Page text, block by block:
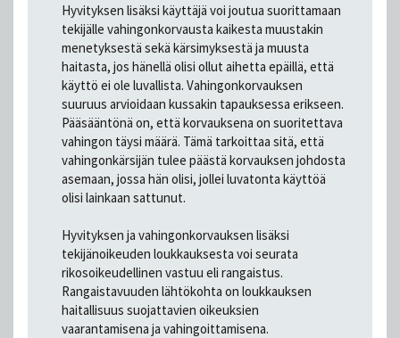
Hyvityksen lisäksi käyttäjä voi joutua suorittamaan
tekijälle vahingonkorvausta kaikesta muustakin
menetyksestä sekä kärsimyksestä ja muusta
haitasta, jos hänellä olisi ollut aihetta epäillä, että
käyttö ei ole luvallista. Vahingonkorvauksen
suuruus arvioidaan kussakin tapauksessa erikseen.
Pääsääntönä on, että korvauksena on suoritettava
vahingon täysi määrä. Tämä tarkoittaa sitä, että
vahingonkärsijän tulee päästä korvauksen johdosta
asemaan, jossa hän olisi, jollei luvatonta käyttöä
olisi lainkaan sattunut.
Hyvityksen ja vahingonkorvauksen lisäksi
tekijänoikeuden loukkauksesta voi seurata
rikosoikeudellinen vastuu eli rangaistus.
Rangaistavuuden lähtökohta on loukkauksen
haitallisuus suojattavien oikeuksien
vaarantamisena ja vahingoittamisena.